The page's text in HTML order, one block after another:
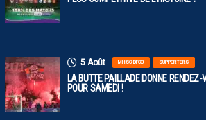
5 Août MHSC-DFCO SUPPORTERS
LA BUTTE PAILLADE DONNE RENDEZ-
POUR SAMEDI !